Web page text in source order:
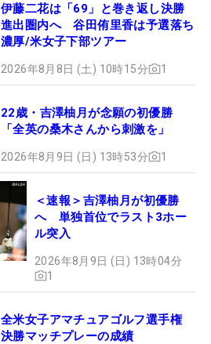
伊藤二花は「69」と巻き返し決勝
進出圏内へ 谷田侑里香は予選落ち
濃厚/米女子下部ツアー
2026年8月8日 (土) 10時15分 1
22歳・吉澤柚月が念願の初優勝
「全英の桑木さんから刺激を」
2026年8月9日 (日) 13時53分 1
＜速報＞吉澤柚月が初優勝
へ 単独首位でラスト3ホー
ル突入
2026年8月9日 (日) 13時04分
1
全米女子アマチュアゴルフ選手権
決勝マッチプレーの成績